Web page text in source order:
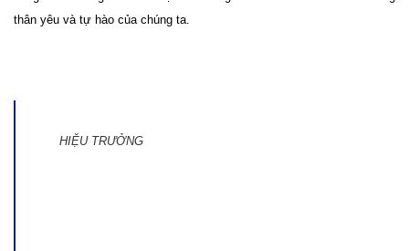
thân yêu và tự hào của chúng ta.
HIỆU TRƯỞNG